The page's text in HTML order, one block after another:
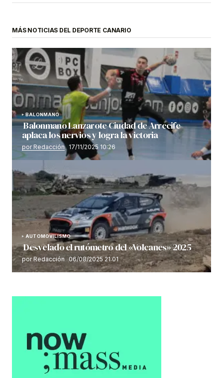
MÁS NOTICIAS DEL DEPORTE CANARIO
BALONMANO
Balonmano Lanzarote Ciudad de Arrecife
aplaca los nervios y logra la victoria
por Redacción 17/11/2025 10:26
AUTOMOVILISMO
Desvelado el rutómetro del «Volcanes» 2025
por Redacción 06/08/2025 21:01